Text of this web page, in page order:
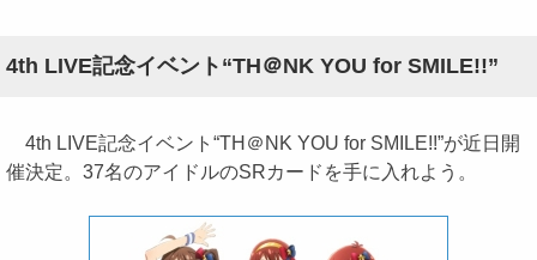
4th LIVE記念イベント“TH＠NK YOU for SMILE!!”
4th LIVE記念イベント“TH＠NK YOU for SMILE!!”が近日開
催決定。37名のアイドルのSRカードを手に入れよう。